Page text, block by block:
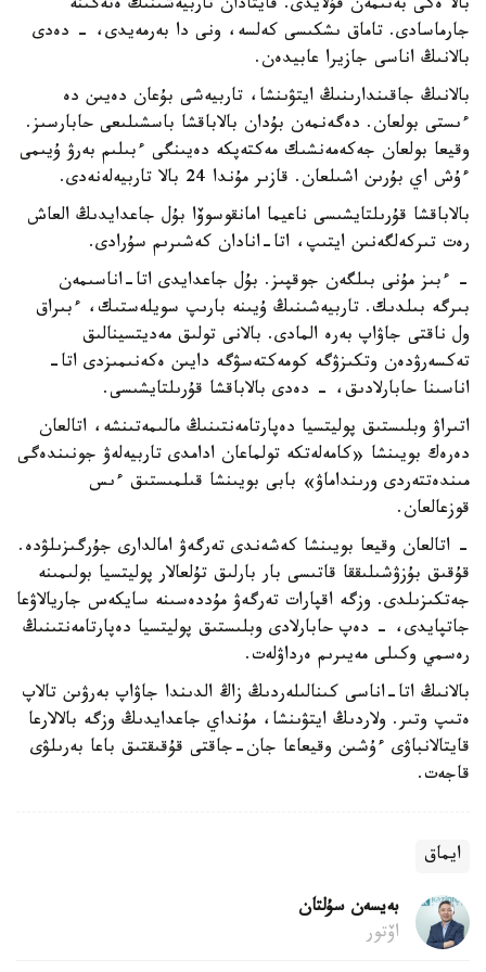
بالا ەكى بەتىمەن قۇلايدى. قايتادان تاربيەشىنىڭ ەتەگىنە
جارماسادى. تاماق ىشكىسى كەلسە، ونى دا بەرمەيدى، - دەدى
بالانىڭ اناسى جازيرا عابيدەن.
بالانىڭ جاقىندارىنىڭ ايتۋىنشا، تاربيەشى بۇعان دەيىن دە
ءىستى بولعان. دەگەنمەن بۇدان بالاباقشا باسشىلىعى حابارسىز.
وقيعا بولعان جەكەمەنشىك مەكتەپكە دەيىنگى ءبىلىم بەرۋ ۇيىمى
ءۇش اي بۇرىن اشىلعان. قازىر مۇندا 24 بالا تاربيەلەنەدى.
بالاباقشا قۇرىلتايشىسى ناعيما امانقوسوۆا بۇل جاعدايدىڭ العاش
رەت تىركەلگەنىن ايتىپ، اتا-انادان كەشىرىم سۇرادى.
- ءبىز مۇنى بىلگەن جوقپىز. بۇل جاعدايدى اتا-اناسىمەن
بىرگە بىلدىك. تاربيەشىنىڭ ۇيىنە بارىپ سويلەستىك، ءبىراق
ول ناقتى جاۋاپ بەرە المادى. بالانى تولىق مەديتسينالىق
تەكسەرۋدەن وتكىزۋگە كومەكتەسۋگە دايىن ەكەنىمىزدى اتا-
اناسىنا حابارلادىق، - دەدى بالاباقشا قۇرىلتايشىسى.
اتىراۋ وبلىستىق پوليتسيا دەپارتامەنتىنىڭ مالىمەتىنشە، اتالعان
دەرەك بويىنشا «كامەلەتكە تولماعان ادامدى تاربيەلەۋ جونىندەگى
مىندەتتەردى ورىنداماۋ» بابى بويىنشا قىلمىستىق ءىس
قوزعالعان.
- اتالعان وقيعا بويىنشا كەشەندى تەرگەۋ امالدارى جۇرگىزىلۋدە.
قۇقىق بۇزۋشىلىققا قاتىسى بار بارلىق تۇلعالار پوليتسيا بولىمىنە
جەتكىزىلدى. وزگە اقپارات تەرگەۋ مۇددەسىنە سايكەس جاريالاۋعا
جاتپايدى، - دەپ حابارلادى وبلىستىق پوليتسيا دەپارتامەنتىنىڭ
رەسمي وكىلى مەيىرىم ەرداۋلەت.
بالانىڭ اتا-اناسى كىنالىلەردىڭ زاڭ الدىندا جاۋاپ بەرۋىن تالاپ
ەتىپ وتىر. ولاردىڭ ايتۋىنشا، مۇنداي جاعدايدىڭ وزگە بالالارعا
قايتالانباۋى ءۇشىن وقيعاعا جان-جاقتى قۇقىقتىق باعا بەرىلۋى
قاجەت.
ايماق
بەيسەن سۇلتان
اۆتور